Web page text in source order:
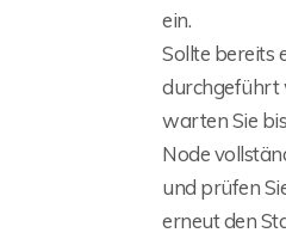
ein.
Sollte bereits
durchgeführt
warten Sie
Node
und prüfen
erneut den